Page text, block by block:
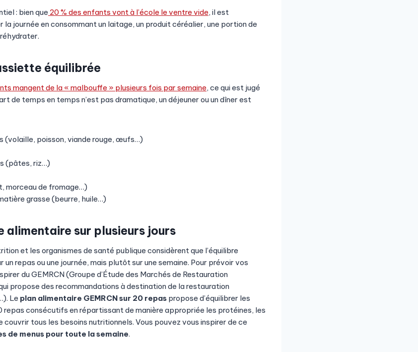
: bien que 20 % des enfants vont à l’école le ventre vide, il est
la journée en consommant un laitage, un produit céréalier, une portion de
équilibrée
mangent de la « malbouffe » plusieurs fois par semaine, ce qui est jugé
de temps en temps n’est pas dramatique, un déjeuner ou un dîner est
(volaille, poisson, viande rouge, œufs…)
(pâtes, riz…)
morceau de fromage…)
grasse (beurre, huile…)
alimentaire sur plusieurs jours
et les organismes de santé publique considèrent que l’équilibre
repas ou une journée, mais plutôt sur une semaine. Pour prévoir vos
du GEMRCN (Groupe d’Étude des Marchés de Restauration
propose des recommandations à destination de la restauration
Le plan alimentaire GEMRCN sur 20 repas propose d’équilibrer les
repas consécutifs en répartissant de manière appropriée les protéines, les
couvrir tous les besoins nutritionnels. Vous pouvez vous inspirer de ce
de menus pour toute la semaine.